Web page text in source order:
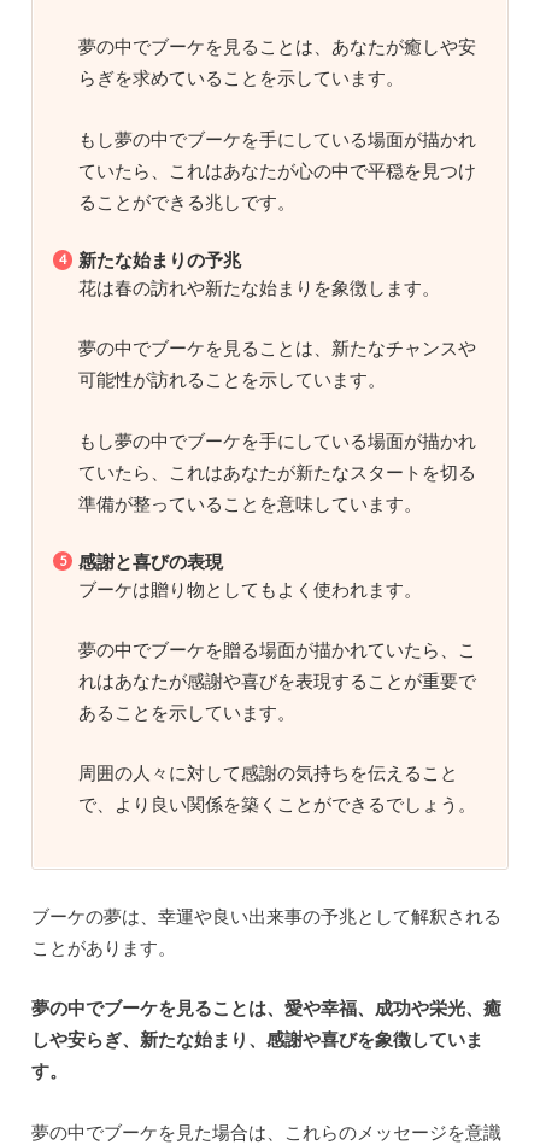
夢の中でブーケを見ることは、あなたが癒しや安
らぎを求めていることを示しています。
もし夢の中でブーケを手にしている場面が描かれ
ていたら、これはあなたが心の中で平穏を見つけ
ることができる兆しです。
新たな始まりの予兆
花は春の訪れや新たな始まりを象徴します。
夢の中でブーケを見ることは、新たなチャンスや
可能性が訪れることを示しています。
もし夢の中でブーケを手にしている場面が描かれ
ていたら、これはあなたが新たなスタートを切る
準備が整っていることを意味しています。
感謝と喜びの表現
ブーケは贈り物としてもよく使われます。
夢の中でブーケを贈る場面が描かれていたら、こ
れはあなたが感謝や喜びを表現することが重要で
あることを示しています。
周囲の人々に対して感謝の気持ちを伝えること
で、より良い関係を築くことができるでしょう。
ブーケの夢は、幸運や良い出来事の予兆として解釈される
ことがあります。
夢の中でブーケを見ることは、愛や幸福、成功や栄光、癒
しや安らぎ、新たな始まり、感謝や喜びを象徴していま
す。
夢の中でブーケを見た場合は、これらのメッセージを意識